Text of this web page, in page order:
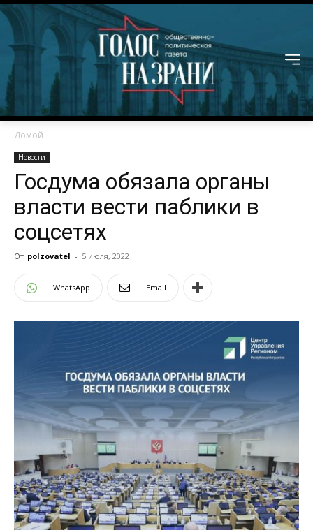
Домой
Новости
Госдума обязала органы
власти вести паблики в
соцсетях
От polzovatel - 5 июля, 2022
WhatsApp Email